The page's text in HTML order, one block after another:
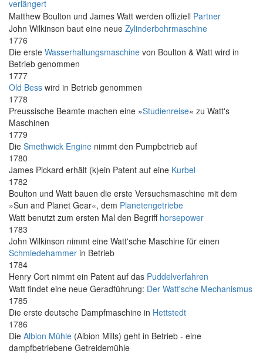
verlängert
Matthew Boulton und James Watt werden offiziell Partner
John Wilkinson baut eine neue Zylinderbohrmaschine
1776
Die erste Wasserhaltungsmaschine von Boulton & Watt wird in
Betrieb genommen
1777
Old Bess wird in Betrieb genommen
1778
Preussische Beamte machen eine »Studienreise« zu Watt's
Maschinen
1779
Die Smethwick Engine nimmt den Pumpbetrieb auf
1780
James Pickard erhält (k)ein Patent auf eine Kurbel
1782
Boulton und Watt bauen die erste Versuchsmaschine mit dem
»Sun and Planet Gear«, dem Planetengetriebe
Watt benutzt zum ersten Mal den Begriff horsepower
1783
John Wilkinson nimmt eine Watt'sche Maschine für einen
Schmiedehammer in Betrieb
1784
Henry Cort nimmt ein Patent auf das Puddelverfahren
Watt findet eine neue Geradführung: Der Watt'sche Mechanismus
1785
Die erste deutsche Dampfmaschine in Hettstedt
1786
Die Albion Mühle (Albion Mills) geht in Betrieb - eine
dampfbetriebene Getreidemühle